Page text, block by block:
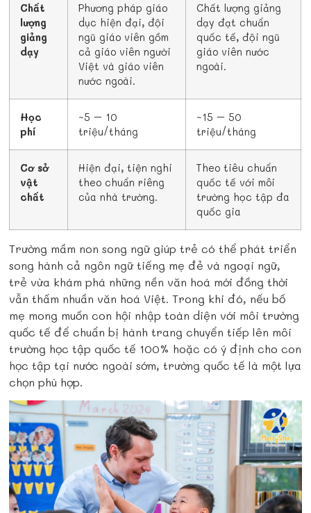
Chất
lượng
giảng
dạy
Phương pháp giáo
dục hiện đại, đội
ngũ giáo viên gồm
cả giáo viên người
Việt và giáo viên
nước ngoài.
Chất lượng giảng
dạy đạt chuẩn
quốc tế, đội ngũ
giáo viên nước
ngoài.
Học
phí
~5 – 10
triệu/tháng
~15 – 50
triệu/tháng
Cơ sở
vật
chất
Hiện đại, tiện nghi
theo chuẩn riêng
của nhà trường.
Theo tiêu chuẩn
quốc tế với môi
trường học tập đa
quốc gia
Trường mầm non song ngữ giúp trẻ có thể phát triển
song hành cả ngôn ngữ tiếng mẹ đẻ và ngoại ngữ,
trẻ vừa khám phá những nền văn hoá mới đồng thời
vẫn thấm nhuần văn hoá Việt. Trong khi đó, nếu bố
mẹ mong muốn con hội nhập toàn diện với môi trường
quốc tế để chuẩn bị hành trang chuyển tiếp lên môi
trường học tập quốc tế 100% hoặc có ý định cho con
học tập tại nước ngoài sớm, trường quốc tế là một lựa
chọn phù hợp.